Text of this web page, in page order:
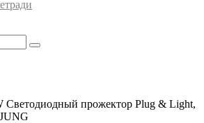
Светодиодный прожектор Plug & Light,